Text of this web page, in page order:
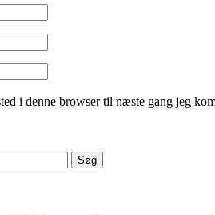
i denne browser til næste gang jeg